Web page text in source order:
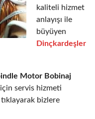
kaliteli hizmet
anlayışı ile
büyüyen
Dinçkardeşler
Motor Bobinaj
için servis hizmeti
bizlere